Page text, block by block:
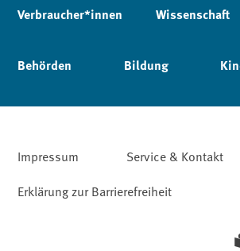
Verbraucher*innen Wissenschaft
Behörden Bildung
Impressum Service & Kontakt
Erklärung zur Barrierefreiheit